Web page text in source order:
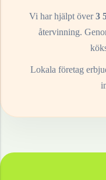
Vi har hjälpt över3
återvinning.
Lokala företag